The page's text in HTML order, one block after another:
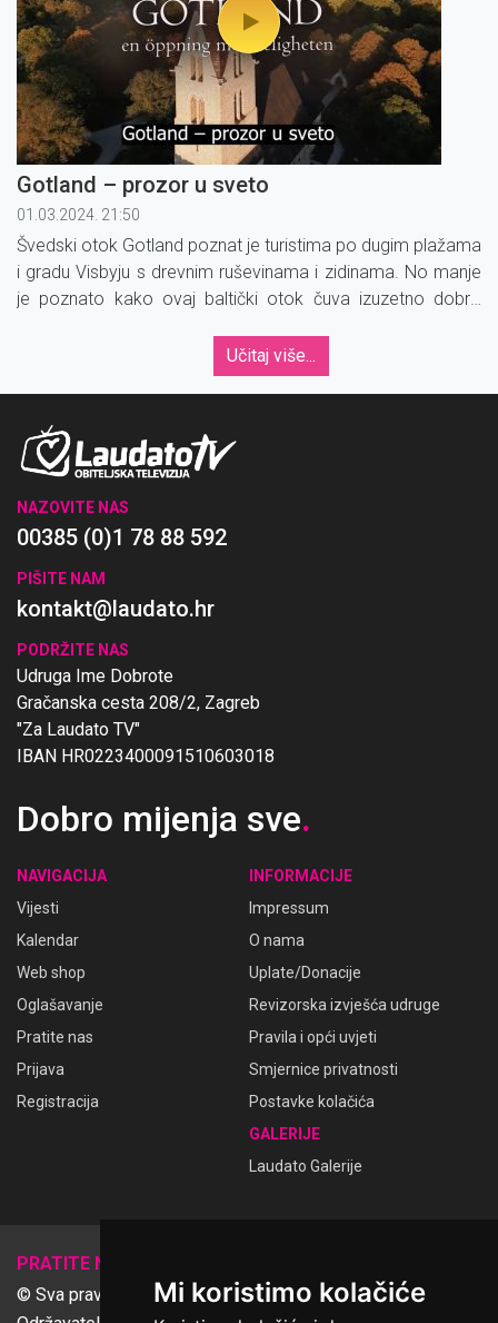
Mi koristimo kolačiće
Gotland – prozor u sveto
01.03.2024. 21:50
Švedski otok Gotland poznat je turistima po dugim plažama
i gradu Visbyju s drevnim ruševinama i zidinama. No manje
je poznato kako ovaj baltički otok čuva izuzetno dobro
Učitaj više...
NAZOVITE NAS
00385 (0)1 78 88 592
PIŠITE NAM
kontakt@laudato.hr
PODRŽITE NAS
Udruga Ime Dobrote
Gračanska cesta 208/2, Zagreb
"Za Laudato TV"
IBAN HR0223400091510603018
Dobro mijenja sve.
NAVIGACIJA
Vijesti
Kalendar
Web shop
Oglašavanje
Pratite nas
Prijava
Registracija
INFORMACIJE
Impressum
O nama
Uplate/Donacije
Revizorska izvješća udruge
Pravila i opći uvjeti
Smjernice privatnosti
Postavke kolačića
GALERIJE
Laudato Galerije
PRATITE NAS
© Sva prava pridržana Udruga Ime dobrote